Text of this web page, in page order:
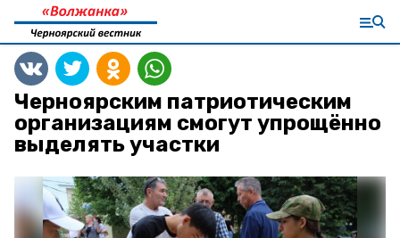
Черноярским патриотическим
организациям смогут упрощённо
выделять участки